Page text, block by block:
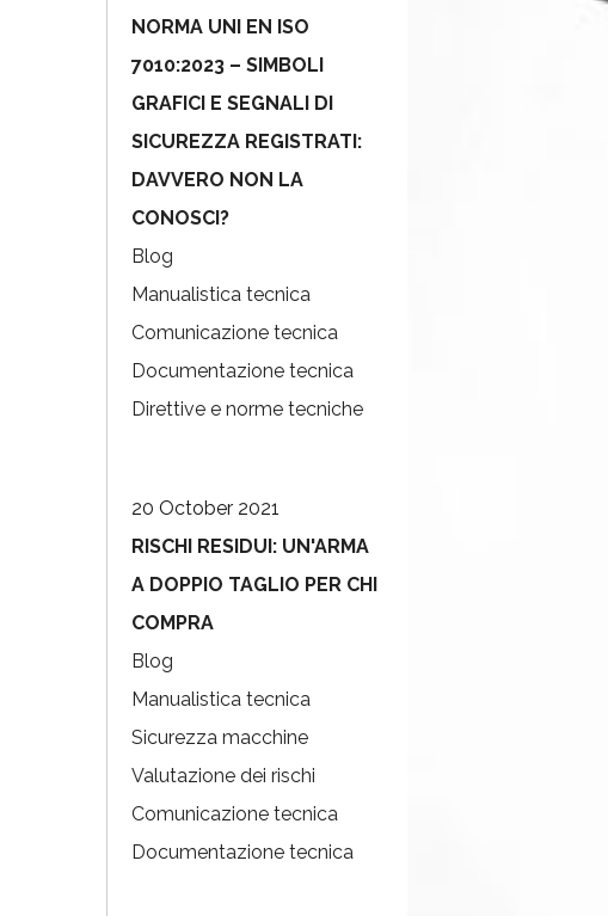
NORMA UNI EN ISO
7010:2023 – SIMBOLI
GRAFICI E SEGNALI DI
SICUREZZA REGISTRATI:
DAVVERO NON LA
CONOSCI?
Blog
Manualistica tecnica
Comunicazione tecnica
Documentazione tecnica
Direttive e norme tecniche
20 October 2021
RISCHI RESIDUI: UN'ARMA
A DOPPIO TAGLIO PER CHI
COMPRA
Blog
Manualistica tecnica
Sicurezza macchine
Valutazione dei rischi
Comunicazione tecnica
Documentazione tecnica